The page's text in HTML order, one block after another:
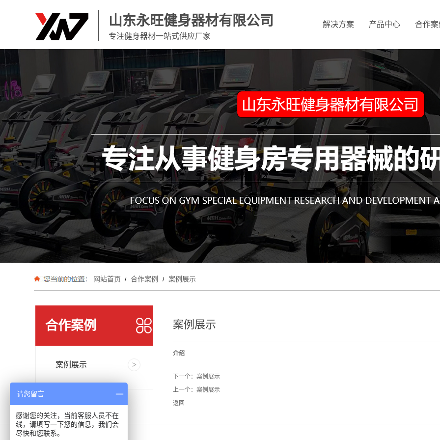
山东永旺健身器材有限公司
专注健身器材一站式供应厂家
解决方案 产品中心 合作
网站首页 / 合作案例 / 案例展示
合作案例
案例展示
案例展示
介绍
下一个： 案例展示
上一个： 案例展示
返回
请您留言
感谢您的关注，当前客服人员不在
线，请填写一下您的信息，我们会
尽快和您联系。